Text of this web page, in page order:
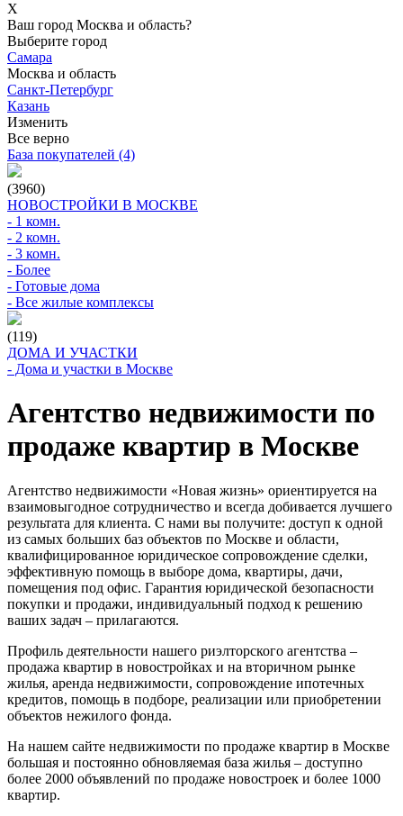
X
Ваш город Москва и область?
Выберите город
Самара
Москва и область
Санкт-Петербург
Казань
Изменить
Все верно
База покупателей (4)
(3960)
НОВОСТРОЙКИ В МОСКВЕ
- 1 комн.
- 2 комн.
- 3 комн.
- Более
- Готовые дома
- Все жилые комплексы
(119)
ДОМА И УЧАСТКИ
- Дома и участки в Москве
Агентство недвижимости по
продаже квартир в Москве
Агентство недвижимости «Новая жизнь» ориентируется на
взаимовыгодное сотрудничество и всегда добивается лучшего
результата для клиента. С нами вы получите: доступ к одной
из самых больших баз объектов по Москве и области,
квалифицированное юридическое сопровождение сделки,
эффективную помощь в выборе дома, квартиры, дачи,
помещения под офис. Гарантия юридической безопасности
покупки и продажи, индивидуальный подход к решению
ваших задач – прилагаются.
Профиль деятельности нашего риэлторского агентства –
продажа квартир в новостройках и на вторичном рынке
жилья, аренда недвижимости, сопровождение ипотечных
кредитов, помощь в подборе, реализации или приобретении
объектов нежилого фонда.
На нашем сайте недвижимости по продаже квартир в Москве
большая и постоянно обновляемая база жилья – доступно
более 2000 объявлений по продаже новостроек и более 1000
квартир.